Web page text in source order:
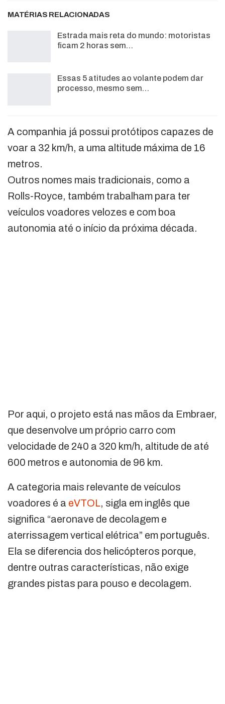
MATÉRIAS RELACIONADAS
Estrada mais reta do mundo: motoristas
ficam 2 horas sem…
Essas 5 atitudes ao volante podem dar
processo, mesmo sem…
A companhia já possui protótipos capazes de
voar a 32 km/h, a uma altitude máxima de 16
metros.
Outros nomes mais tradicionais, como a
Rolls-Royce, também trabalham para ter
veículos voadores velozes e com boa
autonomia até o início da próxima década.
Por aqui, o projeto está nas mãos da Embraer,
que desenvolve um próprio carro com
velocidade de 240 a 320 km/h, altitude de até
600 metros e autonomia de 96 km.
A categoria mais relevante de veículos
voadores é a eVTOL, sigla em inglês que
significa “aeronave de decolagem e
aterrissagem vertical elétrica” em português.
Ela se diferencia dos helicópteros porque,
dentre outras características, não exige
grandes pistas para pouso e decolagem.